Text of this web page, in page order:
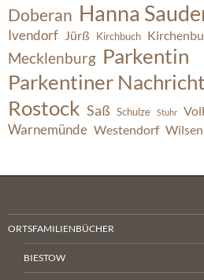
Doberan Hanna
Ivendorf Jürß Kirchbuch
Mecklenburg Parkentin
Parkentiner
Rostock Saß Schulze Stuhr
Warnemünde Westendorf Wilsen
ORTSFAMILIENBÜCHER
BIESTOW